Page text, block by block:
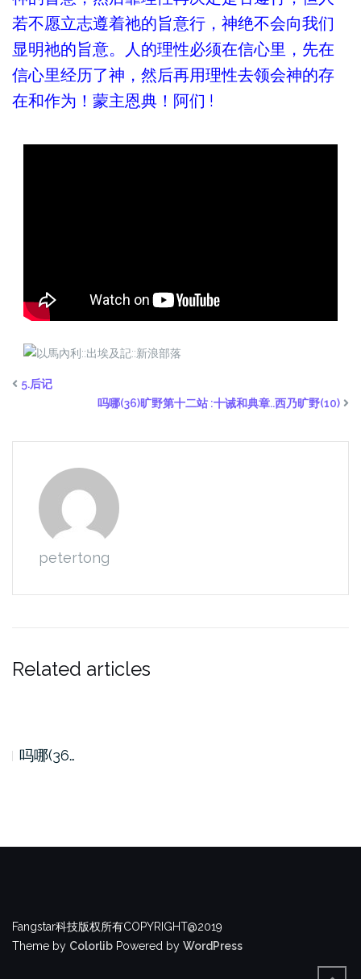
若不愿立志遵着祂的旨意行，神绝不会向我们
显明祂的旨意。人的理性必须在信心里，先在
信心里经历了神，然后再用理性去领会神的存
在和作为！蒙主恩典！阿们 !
5.后记
吗哪(36)旷野第十二站 :十诫和典章..西乃旷野(10)
petertong
Related articles
吗哪(36…
Fangstar科技版权所有COPYRIGHT@2019
Theme by Colorlib Powered by WordPress